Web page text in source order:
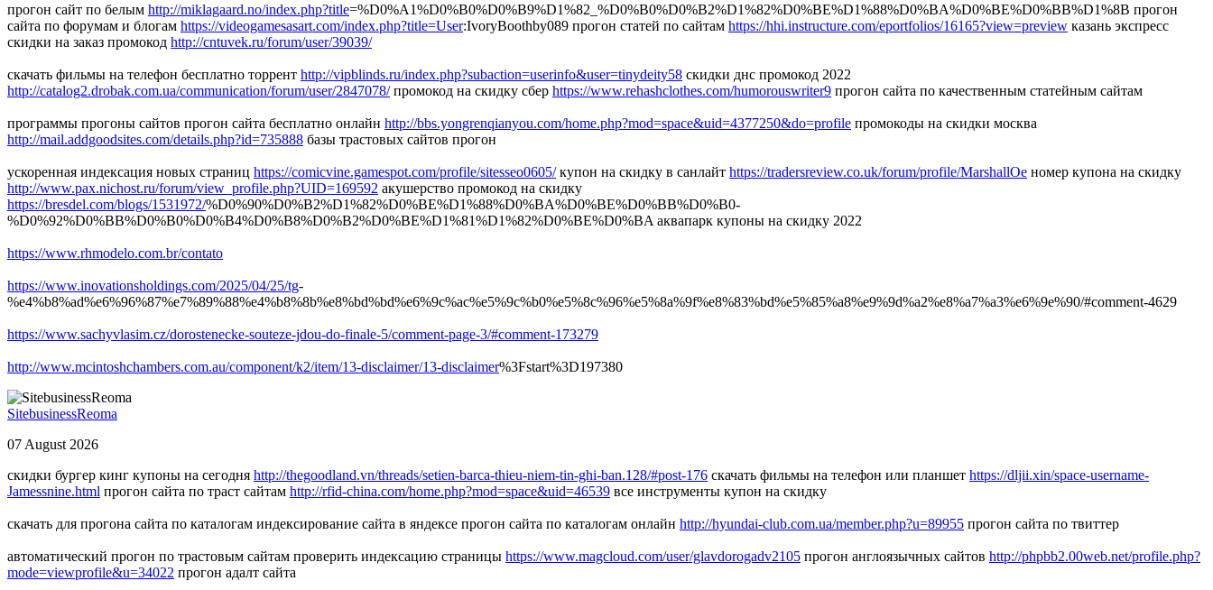
прогон сайт по белым http://miklagaard.no/index.php?title=%D0%A1%D0%B0%D0%B9%D1%82_%D0%B0%D0%B2%D1%82%D0%BE%D1%88%D0%BA%D0%BE%D0%BB%D1%8B прогон
сайта по форумам и блогам https://videogamesasart.com/index.php?title=User:IvoryBoothby089 прогон статей по сайтам https://hhi.instructure.com/eportfolios/16165?view=preview казань экспресс
скидки на заказ промокод http://cntuvek.ru/forum/user/39039/
скачать фильмы на телефон бесплатно торрент http://vipblinds.ru/index.php?subaction=userinfo&user=tinydeity58 скидки днс промокод 2022
http://catalog2.drobak.com.ua/communication/forum/user/2847078/промокод на скидку сбер https://www.rehashclothes.com/humorouswriter9 прогон сайта по качественным статейным сайтам
программы прогоны сайтов прогон сайта бесплатно онлайн http://bbs.yongrenqianyou.com/home.php?mod=space&uid=4377250&do=profile промокоды на скидки москва
http://mail.addgoodsites.com/details.php?id=735888 базы трастовых сайтов прогон
ускоренная индексация новых страниц https://comicvine.gamespot.com/profile/sitesseo0605/купон на скидку в санлайт https://tradersreview.co.uk/forum/profile/MarshallOe номер купона на скидку
http://www.pax.nichost.ru/forum/view_profile.php?UID=169592 акушерство промокод на скидку
https://bresdel.com/blogs/1531972/%D0%90%D0%B2%D1%82%D0%BE%D1%88%D0%BA%D0%BE%D0%BB%D0%B0-
%D0%92%D0%BB%D0%B0%D0%B4%D0%B8%D0%B2%D0%BE%D1%81%D1%82%D0%BE%D0%BA аквапарк купоны на скидку 2022
https://www.rhmodelo.com.br/contato
https://www.inovationsholdings.com/2025/04/25/tg-
%e4%b8%ad%e6%96%87%e7%89%88%e4%b8%8b%e8%bd%bd%e6%9c%ac%e5%9c%b0%e5%8c%96%e5%8a%9f%e8%83%bd%e5%85%a8%e9%9d%a2%e8%a7%a3%e6%9e%90/#comment-4629
https://www.sachyvlasim.cz/dorostenecke-souteze-jdou-do-finale-5/comment-page-3/#comment-173279
http://www.mcintoshchambers.com.au/component/k2/item/13-disclaimer/13-disclaimer%3Fstart%3D197380
SitebusinessReoma
07 August 2026
скидки бургер кинг купоны на сегодня http://thegoodland.vn/threads/setien-barca-thieu-niem-tin-ghi-ban.128/#post-176 скачать фильмы на телефон или планшет https://dljii.xin/space-username-
Jamessnine.html прогон сайта по траст сайтам http://rfid-china.com/home.php?mod=space&uid=46539 все инструменты купон на скидку
скачать для прогона сайта по каталогам индексирование сайта в яндексе прогон сайта по каталогам онлайн http://hyundai-club.com.ua/member.php?u=89955 прогон сайта по твиттер
автоматический прогон по трастовым сайтам проверить индексацию страницы https://www.magcloud.com/user/glavdorogadv2105 прогон англоязычных сайтов http://phpbb2.00web.net/profile.php?
mode=viewprofile&u=34022 прогон адалт сайта